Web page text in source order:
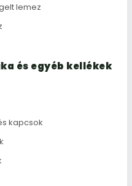
lemez
és egyéb kellékek
kapcsok